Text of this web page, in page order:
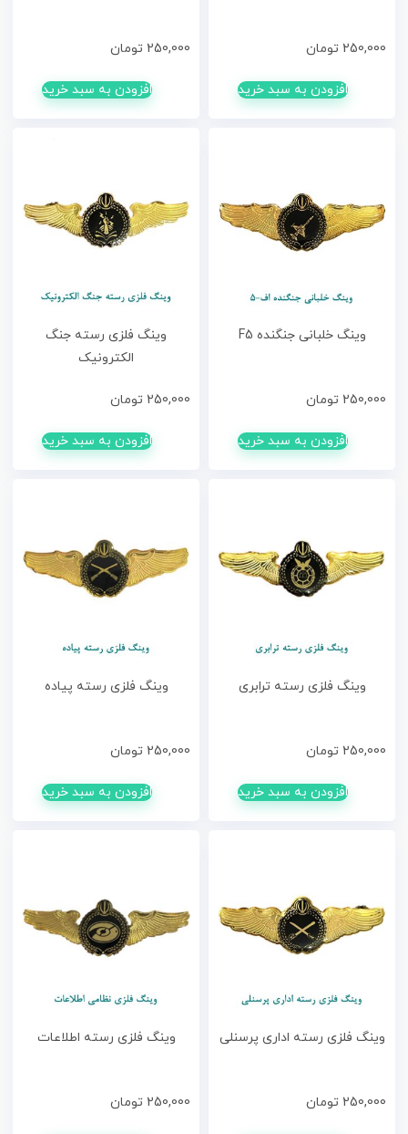
250,000 تومان
افزودن به سبد خرید
250,000 تومان
افزودن به سبد خرید
وینگ خلبانی جنگنده F5
250,000 تومان
افزودن به سبد خرید
وینگ فلزی رسته جنگ
الکترونیک
250,000 تومان
افزودن به سبد خرید
وینگ فلزی رسته ترابری
250,000 تومان
افزودن به سبد خرید
وینگ فلزی رسته پیاده
250,000 تومان
افزودن به سبد خرید
وینگ فلزی رسته اداری پرسنلی
250,000 تومان
وینگ فلزی رسته اطلاعات
250,000 تومان